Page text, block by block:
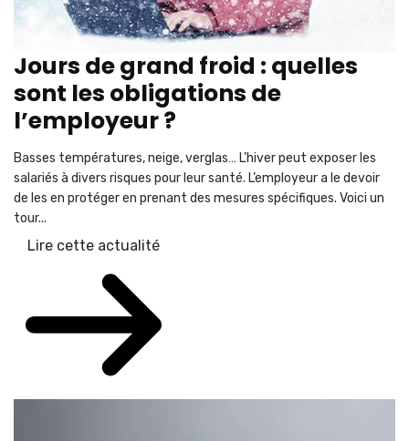
Jours de grand froid : quelles
sont les obligations de
l’employeur ?
Basses températures, neige, verglas… L’hiver peut exposer les
salariés à divers risques pour leur santé. L’employeur a le devoir
de les en protéger en prenant des mesures spécifiques. Voici un
tour...
Lire cette actualité